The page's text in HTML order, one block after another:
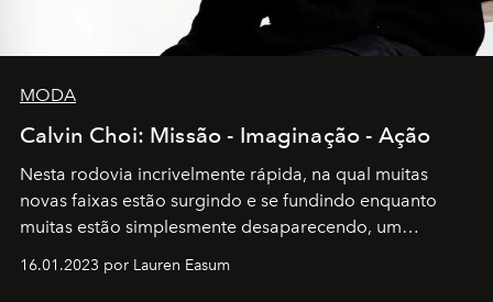
MODA
Calvin Choi: Missão - Imaginação - Ação
Nesta rodovia incrivelmente rápida, na qual muitas
novas faixas estão surgindo e se fundindo enquanto
muitas estão simplesmente desaparecendo, um
transportador AMTD abrindo caminho para muitos
16.01.2023 por Lauren Easum